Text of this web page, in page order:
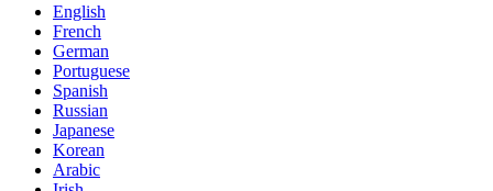
English
French
German
Portuguese
Spanish
Russian
Japanese
Korean
Arabic